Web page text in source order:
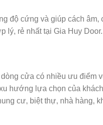
độ cứng và giúp cách âm,
lý, rẻ nhất tại Gia Huy Door.
cửa có nhiều ưu điểm
hướng lựa chọn của
cư, biệt thự, nhà hàng,